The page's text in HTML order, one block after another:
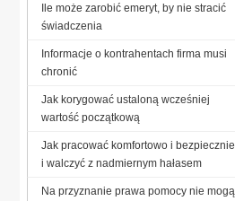
Ile może zarobić emeryt, by nie stracić
świadczenia
Informacje o kontrahentach firma musi
chronić
Jak korygować ustaloną wcześniej
wartość początkową
Jak pracować komfortowo i bezpiecznie
i walczyć z nadmiernym hałasem
Na przyznanie prawa pomocy nie mogą